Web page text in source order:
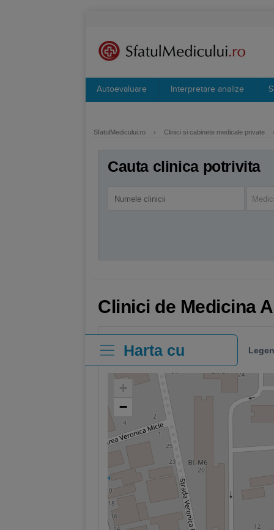
Autoevaluare Interpretare analize
SfatulMedicului.ro › Clinici si cabinete medicale private
Cauta clinica potrivita
Clinici de Medicina
Harta cu
clinici
+
−